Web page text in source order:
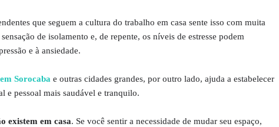
que seguem a cultura do trabalho em casa sente isso com muita
de isolamento e, de repente, os níveis de estresse podem
e à ansiedade.
Sorocaba e outras cidades grandes, por outro lado, ajuda a estabelecer
pessoal mais saudável e tranquilo.
existem em casa. Se você sentir a necessidade de mudar seu espaço,